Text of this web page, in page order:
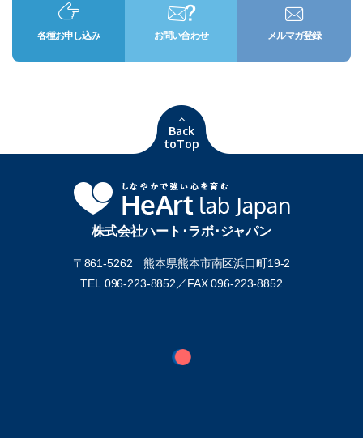
各種お申し込み お問い合わせ メルマガ登録
Back
toTop
株式会社ハート･ラボ･ジャパン
〒861-5262 熊本県熊本市南区浜口町19-2
TEL.096-223-8852／FAX.096-223-8852